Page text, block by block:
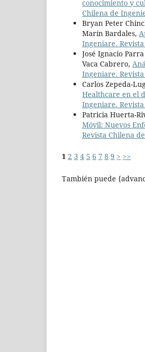
conocimiento y
Chilena de
Bryan Peter
Marín Bardales,
Ingeniare.
José Ignacio
Vaca Cabrero,
Ingeniare.
Carlos Zepeda-
Healthcare en el
Ingeniare.
Patricia Huerta-
Móvil: Nuevos
Revista Chilena
1 2 3 4 5 6 7 8 9 > >>
También puede